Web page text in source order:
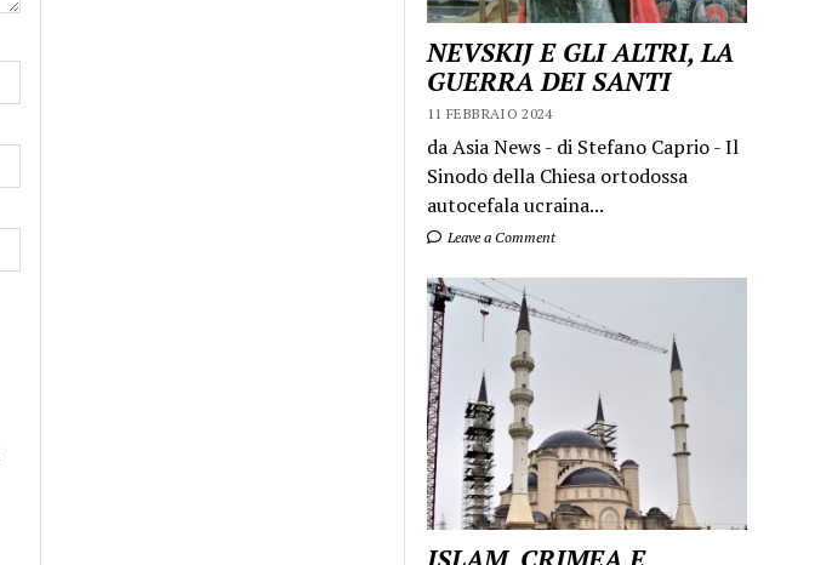
NEVSKIJ E GLI ALTRI, LA
GUERRA DEI SANTI
11 FEBBRAIO 2024
da Asia News - di Stefano Caprio - Il
Sinodo della Chiesa ortodossa
autocefala ucraina...
Leave a Comment